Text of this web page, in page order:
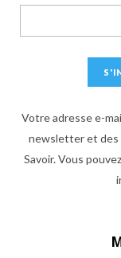
Votre adresse e-
newsletter et des
Savoir. Vous